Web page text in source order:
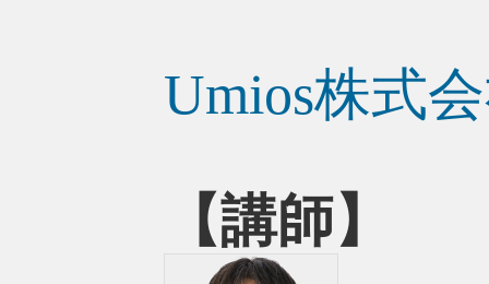
Umios株式
【講師】